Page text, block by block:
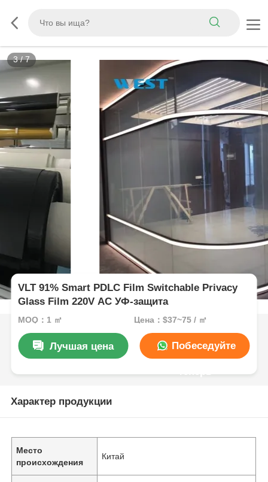
3/7
VLT 91% Smart PDLC Film Switchable Privacy
Glass Film 220V AC УФ-защита
MOQ：1 ㎡ Цена：$37~75 / ㎡
Лучшая цена Побеседуйте
Характер продукции
Место
происхождения
Китай